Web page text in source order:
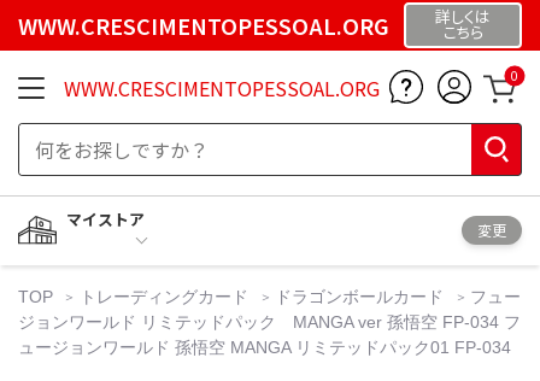
WWW.CRESCIMENTOPESSOAL.ORG 詳しくは
こちら
WWW.CRESCIMENTOPESSOAL.ORG 0
マイストア
変更
TOP トレーディングカード ドラゴンボールカード
フュー
ジョンワールド リミテッドパック MANGA ver 孫悟空 FP-034 フ
ュージョンワールド 孫悟空 MANGA リミテッドパック01 FP-034